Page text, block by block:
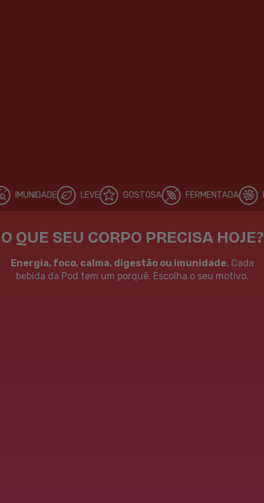
LEVE GOSTOSA FERMENTADA
O QUE SEU CORPO PRECISA HOJE?
Energia, foco, calma, digestão ou imunidade. Cada
bebida da Pod tem um porquê. Escolha o seu motivo.